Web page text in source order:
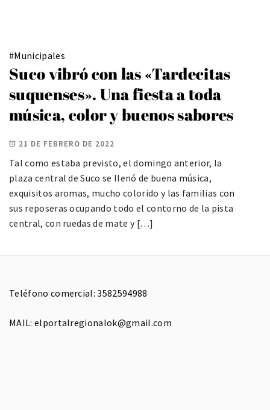
#Municipales
Suco vibró con las «Tardecitas
suquenses». Una fiesta a toda
música, color y buenos sabores
21 DE FEBRERO DE 2022
Tal como estaba previsto, el domingo anterior, la
plaza central de Suco se llenó de buena música,
exquisitos aromas, mucho colorido y las familias con
sus reposeras ocupando todo el contorno de la pista
central, con ruedas de mate y […]
Teléfono comercial: 3582594988
MAIL: elportalregionalok@gmail.com